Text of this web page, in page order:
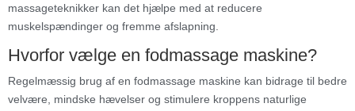
massageteknikker kan det hjælpe med at reducere
muskelspændinger og fremme afslapning.
Hvorfor vælge en fodmassage maskine?
Regelmæssig brug af en fodmassage maskine kan bidrage til bedre
velvære, mindske hævelser og stimulere kroppens naturlige